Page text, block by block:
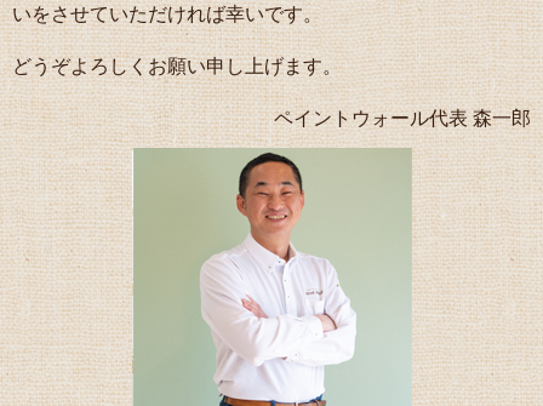
いをさせていただければ幸いです。
どうぞよろしくお願い申し上げます。
ペイントウォール代表 森一郎